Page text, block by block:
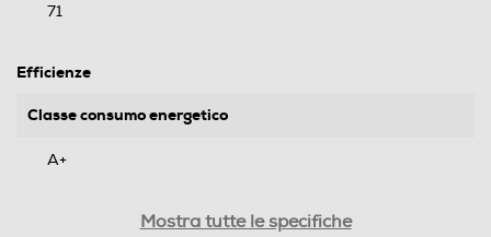
71
Efficienze
Classe consumo energetico
A+
Mostra tutte le specifiche